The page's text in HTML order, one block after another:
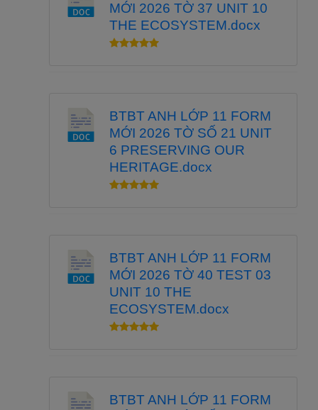
MỚI 2026 TỜ 37 UNIT 10
THE ECOSYSTEM.docx
BTBT ANH LỚP 11 FORM
MỚI 2026 TỜ SỐ 21 UNIT
6 PRESERVING OUR
HERITAGE.docx
BTBT ANH LỚP 11 FORM
MỚI 2026 TỜ 40 TEST 03
UNIT 10 THE
ECOSYSTEM.docx
BTBT ANH LỚP 11 FORM